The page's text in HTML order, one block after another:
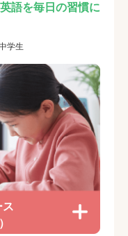
語を毎日の習慣に
学生